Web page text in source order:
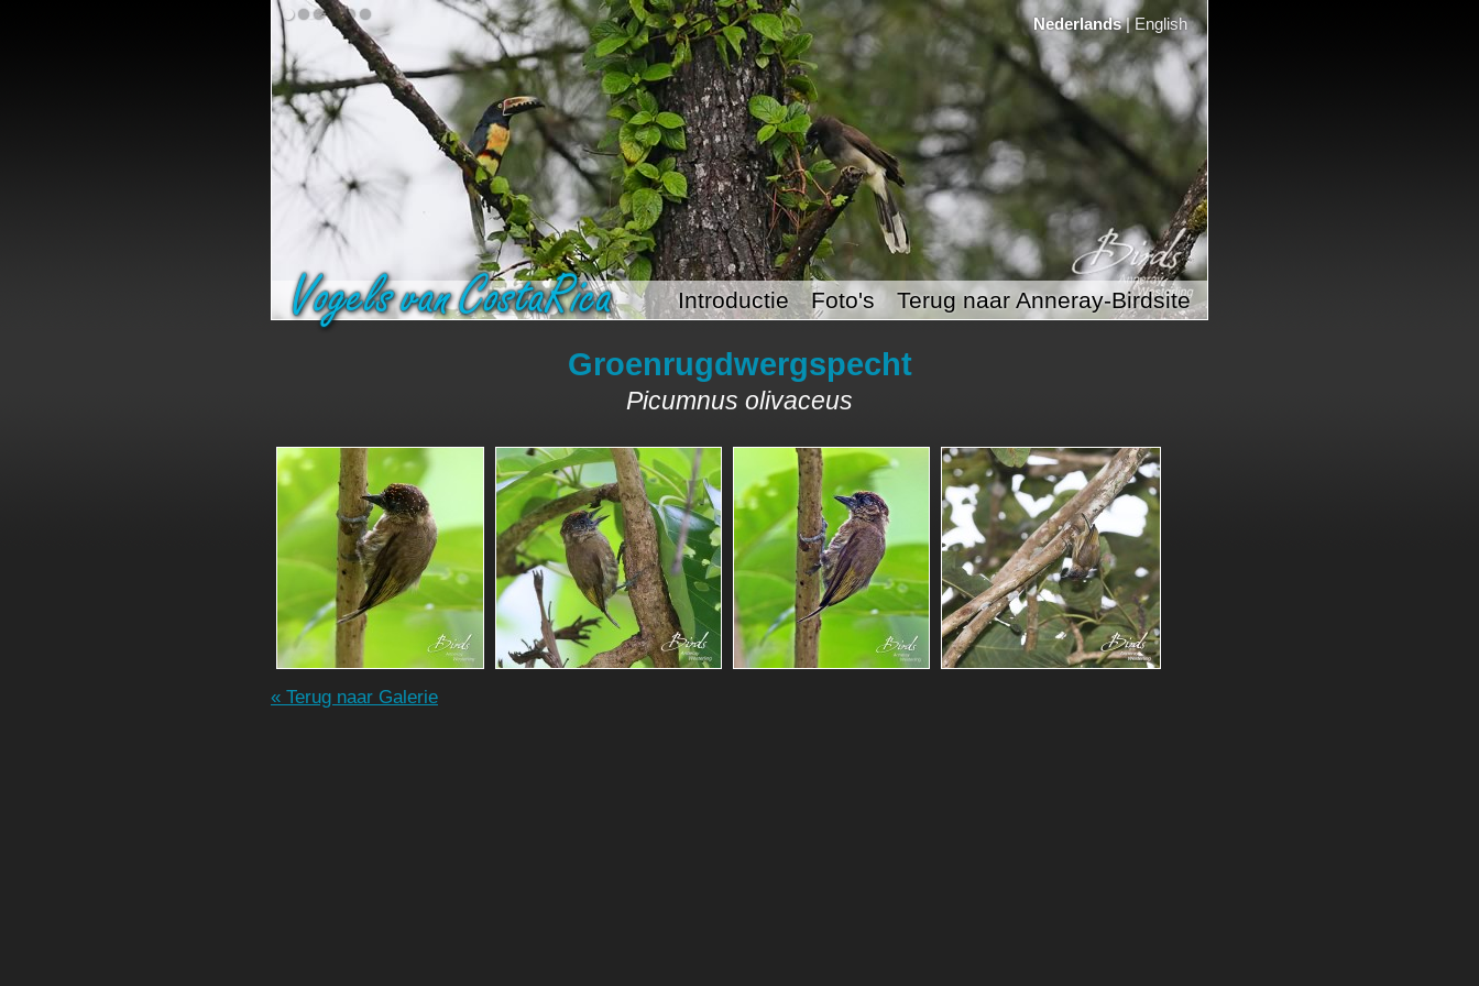
Nederlands|English
Introductie Foto's Terug naar Anneray-Birdsite
Groenrugdwergspecht
Picumnus olivaceus
« Terug naar Galerie